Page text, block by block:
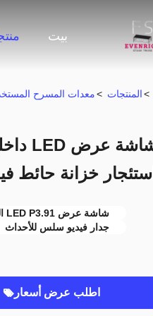
بيت
>المنتجات >معدات المسرح
استئجار خزانة حائط
شاشة عرض LED P3.91 المستخدمة
جدار فيديو سلس للأحداث
اطلب عرض أسعار